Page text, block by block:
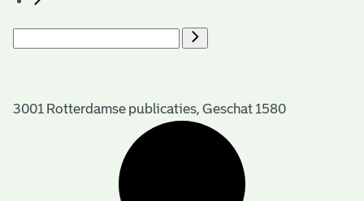
3001 Rotterdamse publicaties, Geschat 1580